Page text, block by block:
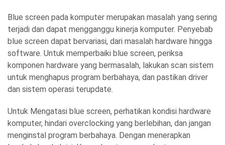
Blue screen pada komputer merupakan masalah yang sering
terjadi dan dapat mengganggu kinerja komputer. Penyebab
blue screen dapat bervariasi, dari masalah hardware hingga
software. Untuk memperbaiki blue screen, periksa
komponen hardware yang bermasalah, lakukan scan sistem
untuk menghapus program berbahaya, dan pastikan driver
dan sistem operasi terupdate.
Untuk Mengatasi blue screen, perhatikan kondisi hardware
komputer, hindari overclocking yang berlebihan, dan jangan
menginstal program berbahaya. Dengan menerapkan